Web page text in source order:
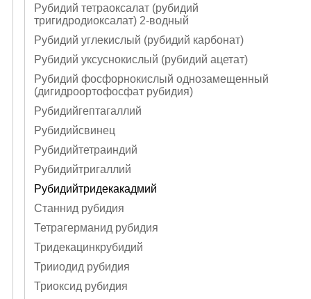
Рубидий тетраоксалат (рубидий
тригидродиоксалат) 2-водный
Рубидий углекислый (рубидий карбонат)
Рубидий уксуснокислый (рубидий ацетат)
Рубидий фосфорнокислый однозамещенный
(дигидроортофосфат рубидия)
Рубидийгептагаллий
Рубидийсвинец
Рубидийтетраиндий
Рубидийтригаллий
Рубидийтридекакадмий
Станнид рубидия
Тетрагерманид рубидия
Тридекацинкрубидий
Трииодид рубидия
Триоксид рубидия